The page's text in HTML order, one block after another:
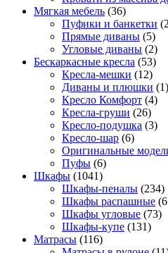
Мягкая мебель (36)
Пуфики и банкетки
Прямые диваны (5)
Угловые диваны (2)
Бескаркасные кресла (53)
Кресла-мешки (12)
Диваны и плюшки (1)
Кресло Комфорт (4)
Кресла-груши (26)
Кресло-подушка (3)
Кресло-шар (6)
Оригинальные
Пуфы (6)
Шкафы (1041)
Шкафы-пеналы (234)
Шкафы распашные
Шкафы угловые (73)
Шкафы-купе (131)
Матрасы (116)